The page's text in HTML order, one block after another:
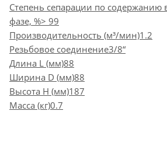
Степень сепарации по
фазе, %> 99
Производительность (м³/мин)1.2
Резьбовое соединение3/8“
Длина L (мм)88
Ширина D (мм)88
Высота H (мм)187
Масса (кг)0.7